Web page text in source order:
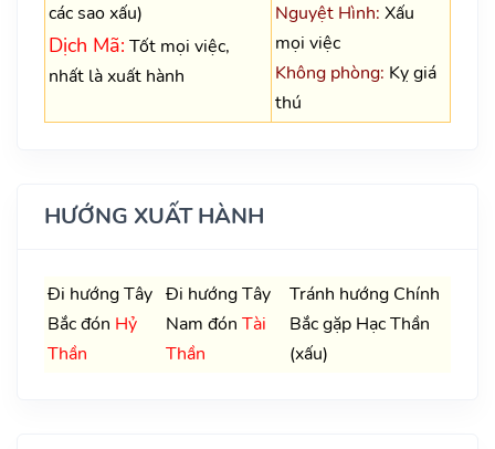
các sao xấu)
Dịch Mã: Tốt mọi việc,
nhất là xuất hành
Nguyệt Hình: Xấu
mọi việc
Không phòng: Kỵ giá
thú
HƯỚNG XUẤT HÀNH
Đi hướng Tây
Bắc đón Hỷ
Thần
Đi hướng Tây
Nam đón Tài
Thần
Tránh hướng Chính
Bắc gặp Hạc Thần
(xấu)